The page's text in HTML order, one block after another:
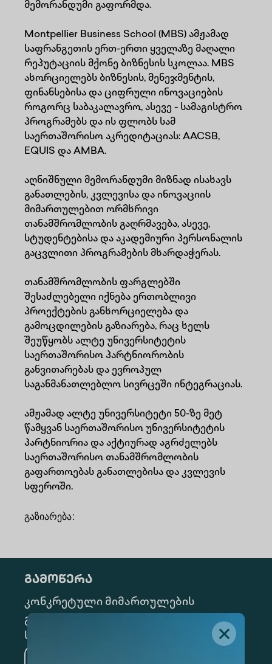
მემორანდუმი გაფორმდა.
Montpellier Business School (MBS) ამჟამად
საფრანგეთის ერთ-ერთი ყველაზე მაღალი
რეპუტაციის მქონე ბიზნესის სკოლაა. MBS
ახორციელებს ბიზნესის, მენეჯმენტის,
ფინანსებისა და ციფრული ინოვაციების
როგორც საბაკალავრო, ასევე - სამაგისტრო
პროგრამებს და ის ფლობს სამ
საერთაშორისო აკრედიტაციას: AACSB,
EQUIS და AMBA.
აღნიშნული მემორანდუმი მიზნად ისახავს
განათლების, კვლევისა და ინოვაციის
მიმართულებით ორმხრივი
თანამშრომლობის გაღრმავება, ასევე,
სტუდენტებისა და აკადემიური პერსონალის
გაცვლითი პროგრამების მხარდაჭერას.
თანამშრომლობის ფარგლებში
შესაძლებელი იქნება ერთობლივი
პროექტების განხორციელება და
გამოცდილების გაზიარება, რაც ხელს
შეუწყობს ალტე უნივერსიტეტის
საერთაშორისო პარტნიორობის
განვითარებას და ევროპულ
საგანმანათლებლო სივრცეში ინტეგრაციას.
ამჟამად ალტე უნივერსიტეტი 50-ზე მეტ
წამყვან საერთაშორისო უნივერსიტეტის
პარტნიორია და აქტიურად აგრძელებს
საერთაშორისო თანამშრომლობის
გაფართოებას განათლებისა და კვლევის
სფეროში.
გაზიარება:
გამოწერა
კონკრეტული მიმართულების
გამოსაწერად, მონიშნეთ შესაბამისი
სექცია